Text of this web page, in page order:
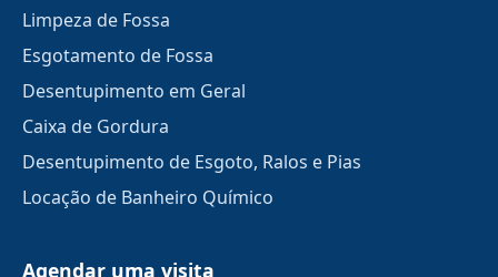
Limpeza de Fossa
Esgotamento de Fossa
Desentupimento em Geral
Caixa de Gordura
Desentupimento de Esgoto, Ralos e Pias
Locação de Banheiro Químico
Agendar uma visita